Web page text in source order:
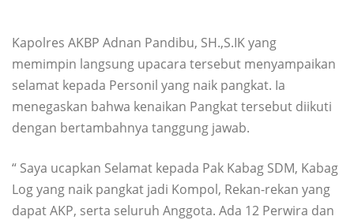
Kapolres AKBP Adnan Pandibu, SH.,S.IK yang
memimpin langsung upacara tersebut menyampaikan
selamat kepada Personil yang naik pangkat. Ia
menegaskan bahwa kenaikan Pangkat tersebut diikuti
dengan bertambahnya tanggung jawab.
“ Saya ucapkan Selamat kepada Pak Kabag SDM, Kabag
Log yang naik pangkat jadi Kompol, Rekan-rekan yang
dapat AKP, serta seluruh Anggota. Ada 12 Perwira dan